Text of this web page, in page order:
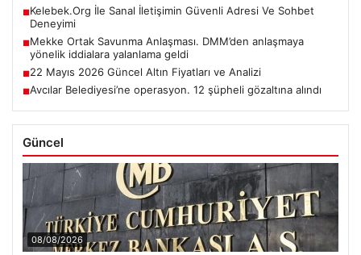
■Kelebek.Org İle Sanal İletişimin Güvenli Adresi Ve Sohbet
Deneyimi
■Mekke Ortak Savunma Anlaşması. DMM’den anlaşmaya
yönelik iddialara yalanlama geldi
■22 Mayıs 2026 Güncel Altın Fiyatları ve Analizi
■Avcılar Belediyesi’ne operasyon. 12 şüpheli gözaltına alındı
Güncel
08/08/2026